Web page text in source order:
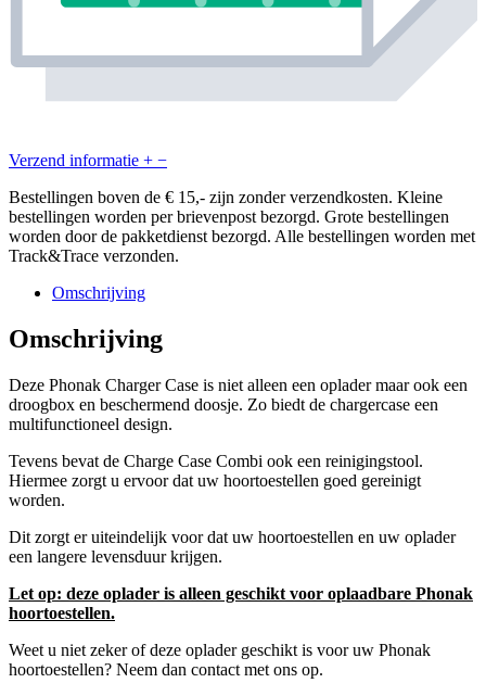
Verzend informatie + −
Bestellingen boven de € 15,- zijn zonder verzendkosten. Kleine
bestellingen worden per brievenpost bezorgd. Grote bestellingen
worden door de pakketdienst bezorgd. Alle bestellingen worden met
Track&Trace verzonden.
Omschrijving
Omschrijving
Deze Phonak Charger Case is niet alleen een oplader maar ook een
droogbox en beschermend doosje. Zo biedt de chargercase een
multifunctioneel design.
Tevens bevat de Charge Case Combi ook een reinigingstool.
Hiermee zorgt u ervoor dat uw hoortoestellen goed gereinigt
worden.
Dit zorgt er uiteindelijk voor dat uw hoortoestellen en uw oplader
een langere levensduur krijgen.
Let op: deze oplader is alleen geschikt voor oplaadbare Phonak
hoortoestellen.
Weet u niet zeker of deze oplader geschikt is voor uw Phonak
hoortoestellen? Neem dan contact met ons op.